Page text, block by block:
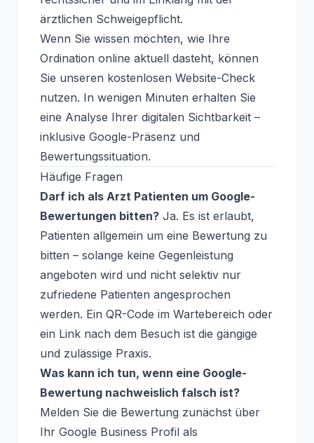
ärztlichen Schweigepflicht.
Wenn Sie wissen möchten, wie Ihre
Ordination online aktuell dasteht, können
Sie unseren kostenlosen Website-Check
nutzen. In wenigen Minuten erhalten Sie
eine Analyse Ihrer digitalen Sichtbarkeit –
inklusive Google-Präsenz und
Bewertungssituation.
Häufige Fragen
Darf ich als Arzt Patienten um Google-
Bewertungen bitten? Ja. Es ist erlaubt,
Patienten allgemein um eine Bewertung zu
bitten – solange keine Gegenleistung
angeboten wird und nicht selektiv nur
zufriedene Patienten angesprochen
werden. Ein QR-Code im Wartebereich oder
ein Link nach dem Besuch ist die gängige
und zulässige Praxis.
Was kann ich tun, wenn eine Google-
Bewertung nachweislich falsch ist?
Melden Sie die Bewertung zunächst über
Ihr Google Business Profil als